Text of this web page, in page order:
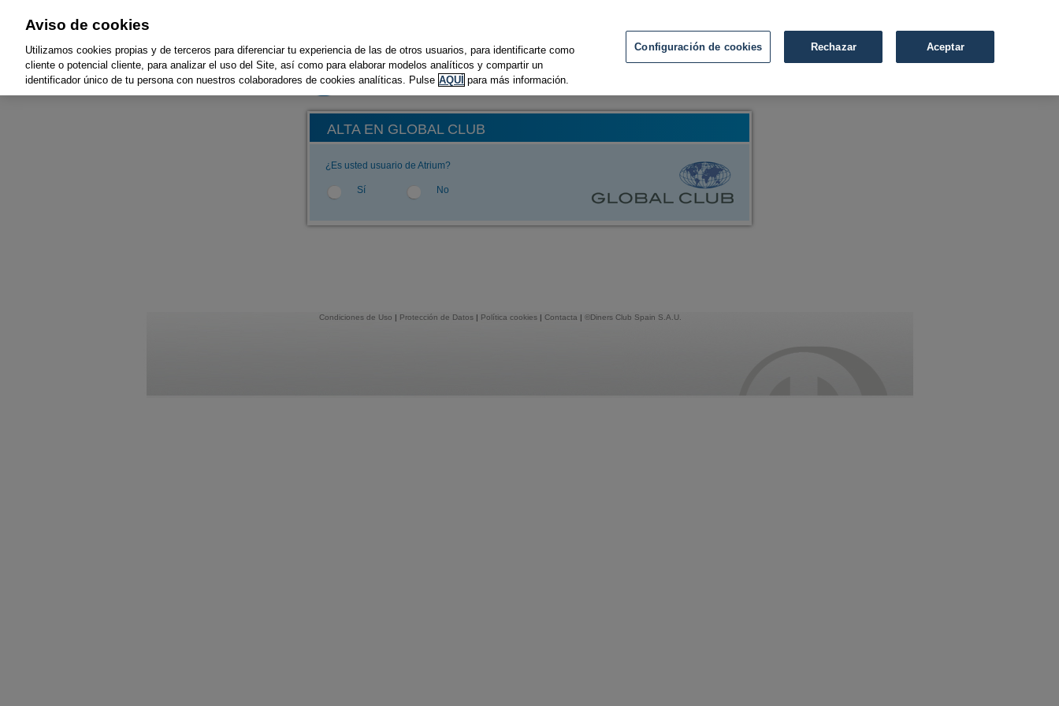
ALTA EN GLOBAL CLUB
¿Es usted usuario de Atrium?
Sí No
Condiciones de Uso | Protección de Datos | Política cookies | Contacta | ©Diners Club Spain S.A.U.
Aviso de cookies
Utilizamos cookies propias y de terceros para diferenciar tu experiencia de las de otros usuarios, para identificarte como
cliente o potencial cliente, para analizar el uso del Site, así como para elaborar modelos analíticos y compartir un
identificador único de tu persona con nuestros colaboradores de cookies analíticas. Pulse AQUÍ para más información.
Configuración de cookies Rechazar Aceptar